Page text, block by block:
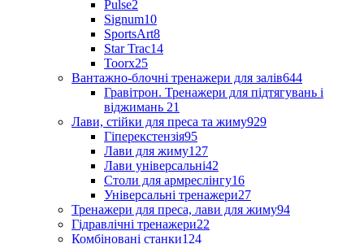
Pulse2
Signum10
SportsArt8
Star Trac14
Toorx25
Вантажно-блочні тренажери для залів644
Гравітрон. Тренажери для підтягувань і
віджимань 21
Лави, стійки для преса та жиму929
Гіперекстензія95
Лави для жиму127
Лави універсальні42
Столи для армреслінгу16
Універсальні тренажери27
Тренажери для преса, лави для жиму94
Гідравлічні тренажери22
Комбіновані станки124